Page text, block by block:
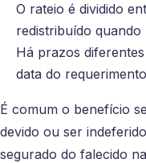
O rateio é dividido
redistribuído quando
Há prazos
data do
É comum o benefício
devido ou ser
segurado do falecido